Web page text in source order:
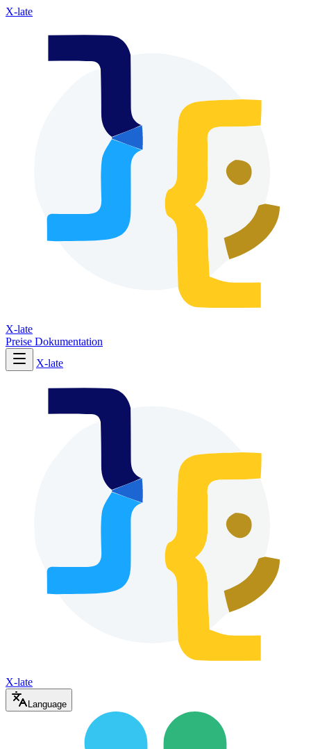
X-late
X-late
Preise Dokumentation
X-late
X-late
Language